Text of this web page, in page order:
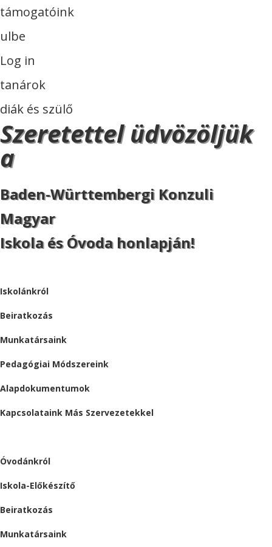
támogatóink
ulbe
Log in
tanárok
diák és szülő
Szeretettel üdvözöljük
a
Baden-Württembergi Konzuli
Magyar
Iskola és Óvoda honlapján!
Iskolánkról
Beiratkozás
Munkatársaink
Pedagógiai Módszereink
Alapdokumentumok
Kapcsolataink Más Szervezetekkel
Óvodánkról
Iskola-Előkészítő
Beiratkozás
Munkatársaink